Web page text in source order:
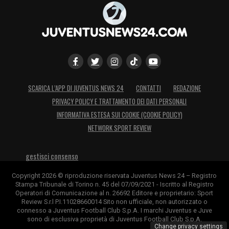
IL RAPPORTO CON ALLEGRI –
mister ho un rapporto molto scolastico. Lui
mi dà molti consigli, mi fa capire su cosa
dove lavorare e mi mette nelle condizioni di
farlo. Con l’esperienza che ha non posso fare
altro che ascoltarlo. Lui è il mio maestro e io
seguo i suoi insegnamenti».
MOMENTI DIVERTENTI CON ALLEGRI –
entrato in camera e c’era lui nella mia
camera, mi ha detto ‘scusami ho sbagliato
stanza’, poi ha riguardato le stanze ed è
andato nella sua. Sfide con lui? Non le ho
ancora fatte, oggi si è messo in mezzo alla
SCARICA L’APP DI JUVENTUS NEWS 24 CONTATTI
REDAZIONE
PRIVACY POLICY E TRATTAMENTO DEI DATI PERSONALI
INFORMATIVA ESTESA SUI COOKIE (COOKIE POLICY)
NETWORK SPORT REVIEW
gestisci consenso
Copyright 2026 © riproduzione riservata Juventus News 24 – Registro
Stampa Tribunale di Torino n. 45 del 07/09/2021 - Iscritto al Registro
Operatori di Comunicazione al n. 26692 Editore e proprietario: Sport
Review S.r.l P.I.11028660014 Sito non ufficiale, non autorizzato o
connesso a Juventus Football Club S.p.A. I marchi Juventus e Juve
sono di esclusiva proprietà di Juventus Football Club S.p.A.
Change privacy settings